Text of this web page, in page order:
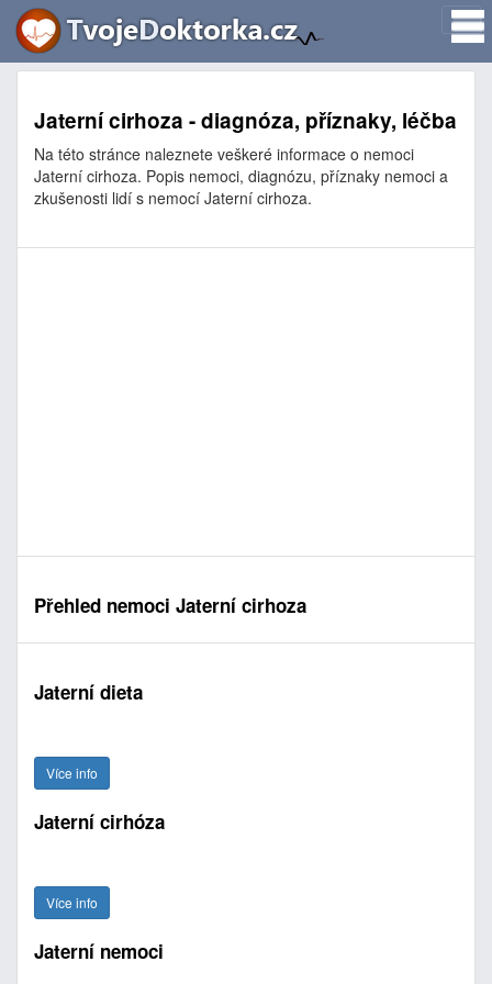
Jaterní cirhoza - diagnóza, příznaky, léčba
Na této stránce naleznete veškeré informace o nemoci
Jaterní cirhoza. Popis nemoci, diagnózu, příznaky nemoci a
zkušenosti lidí s nemocí Jaterní cirhoza.
Přehled nemoci Jaterní cirhoza
Jaterní dieta
Více info
Jaterní cirhóza
Více info
Jaterní nemoci